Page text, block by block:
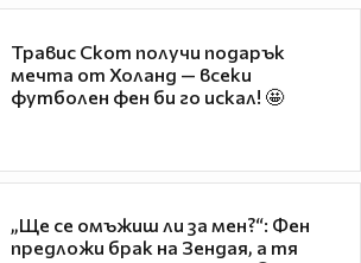
Травис Скот получи подарък
мечта от Холанд — всеки
футболен фен би го искал! 🤩
„Ще се омъжиш ли за мен?“: Фен
предложи брак на Зендая, а тя